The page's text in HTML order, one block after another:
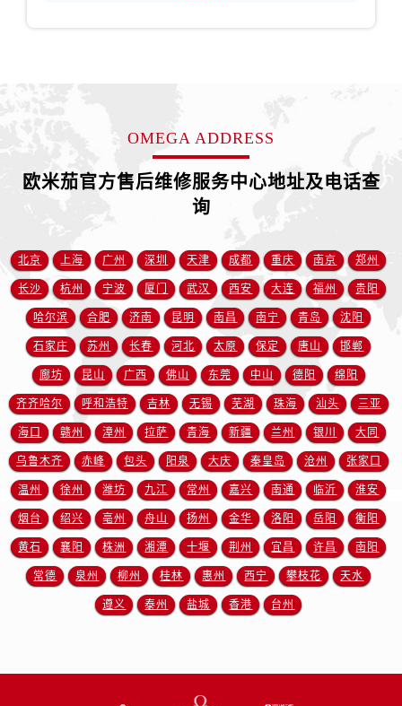
安徽省安庆市迎江区人民路欧米茄售后服务中心（需提前预约）
安徽省滁州市琅琊区南谯北路欧米茄售后服务中心（需提前预约）
安徽省阜阳市颍州区颍州北路欧米茄售后服务中心（需提前预约）
安徽省淮北市相山区淮海路欧米茄售后服务中心（需提前预约）
安徽省淮南市田家庵区国庆中路欧米茄售后服务中心（需提前预约）
安徽省黄山市屯溪区黄山西路欧米茄售后服务中心（需提前预约）
安徽省六安市金安区解放中路欧米茄售后服务中心（需提前预约）
安徽省马鞍山市雨山区湖南西路欧米茄售后服务中心（需提前预约）
安徽省宿州市埇桥区人民中路欧米茄售后服务中心（需提前预约）
安徽省铜陵市铜官区石城大道欧米茄售后服务中心（需提前预约）
安徽省芜湖市镜湖区中山路步行街欧米茄售后服务中心（需提前预约）
安徽省宣城市宣州区叠嶂西路欧米茄售后服务中心（需提前预约）
福建省龙岩市新罗区九一南路欧米茄售后服务中心（需提前预约）
福建省南平市建阳区人民西路欧米茄售后服务中心（需提前预约）
福建省漳州市龙文区步港路欧米茄售后服务中心（需提前预约）
OMEGA ADDRESS
欧米茄官方售后维修服务中心地址及电话查
询
北京 上海 广州 深圳 天津 成都 重庆 南京 郑州
长沙 杭州 宁波 厦门 武汉 西安 大连 福州 贵阳
哈尔滨 合肥 济南 昆明 南昌 南宁 青岛 沈阳
石家庄 苏州 长春 河北 太原 保定 唐山 邯郸
廊坊 昆山 广西 佛山 东莞 中山 德阳 绵阳
齐齐哈尔 呼和浩特 吉林 无锡 芜湖 珠海 汕头 三亚
海口 赣州 漳州 拉萨 青海 新疆 兰州 银川 大同
乌鲁木齐 赤峰 包头 阳泉 大庆 秦皇岛 沧州 张家口
温州 徐州 潍坊 九江 常州 嘉兴 南通 临沂 淮安
烟台 绍兴 亳州 舟山 扬州 金华 洛阳 岳阳 衡阳
黄石 襄阳 株洲 湘潭 十堰 荆州 宜昌 许昌 南阳
常德 泉州 柳州 桂林 惠州 西宁 攀枝花 天水
遵义 泰州 盐城 香港 台州